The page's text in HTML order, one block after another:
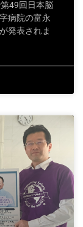
49回日本脳
病院の富永
発表されま